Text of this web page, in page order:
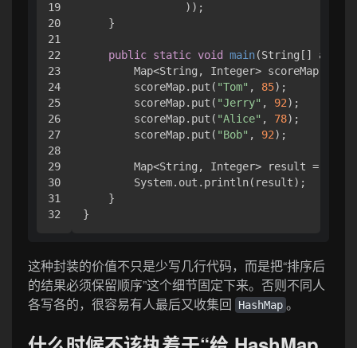
19
20
21
22
23
24
25
26
27
28
29
30
31
                ));
    }
public static void main(String[] args)
        Map<String, Integer> scoreMap =
        scoreMap.put(
"Tom" , 85);
        scoreMap.put(
"Jerry" , 92);
        scoreMap.put(
"Alice" , 78);
        scoreMap.put(
"Bob" , 92);
Map<String, Integer> result =
        System.out.println(result);
    }
这种封装的价值不只是少写几行代码，而是把“排序后
的结果必须保留顺序”这个细节固定下来。否则不同人
各写各的，很容易有人最后又收集回
HashMap 。